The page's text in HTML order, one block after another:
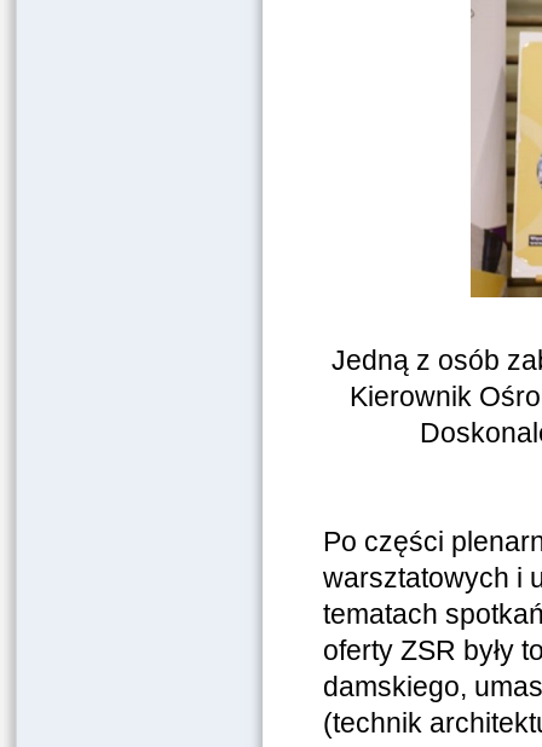
Jedną z osób
Kierownik
Po części
warsztatowych i
tematach
oferty ZSR były
damskiego,
(technik